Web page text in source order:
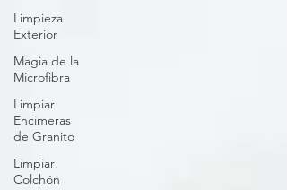
Limpieza
Exterior
Magia de la
Microfibra
Limpiar
Encimeras
de Granito
Limpiar
Colchón